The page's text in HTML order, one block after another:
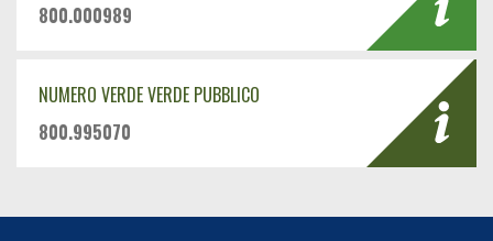
800.000989
NUMERO VERDE VERDE PUBBLICO
800.995070